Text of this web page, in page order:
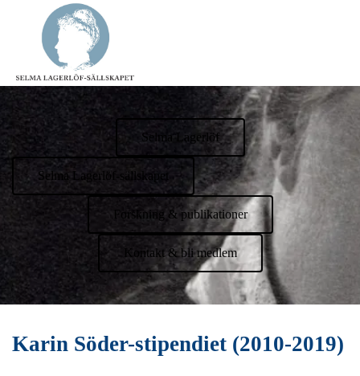
Selma Lagerlöf
Selma Lagerlöf-sällskapet
Forskning & publikationer
Kontakt & bli medlem
Karin Söder-stipendiet (2010-2019)